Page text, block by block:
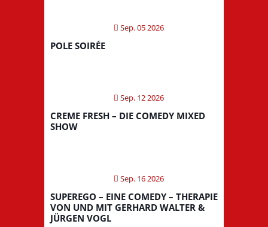
Sep. 05 2026
POLE SOIRÉE
Sep. 12 2026
CREME FRESH – DIE COMEDY MIXED
SHOW
Sep. 16 2026
SUPEREGO – EINE COMEDY – THERAPIE
VON UND MIT GERHARD WALTER &
JÜRGEN VOGL